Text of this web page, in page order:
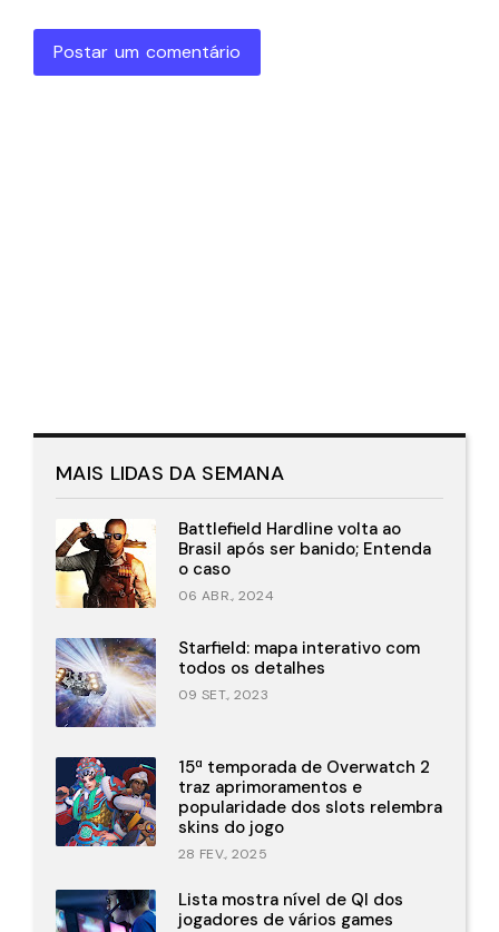
Postar um comentário
MAIS LIDAS DA SEMANA
Battlefield Hardline volta ao
Brasil após ser banido; Entenda
o caso
06 ABR., 2024
Starfield: mapa interativo com
todos os detalhes
09 SET., 2023
15ª temporada de Overwatch 2
traz aprimoramentos e
popularidade dos slots relembra
skins do jogo
28 FEV., 2025
Lista mostra nível de QI dos
jogadores de vários games